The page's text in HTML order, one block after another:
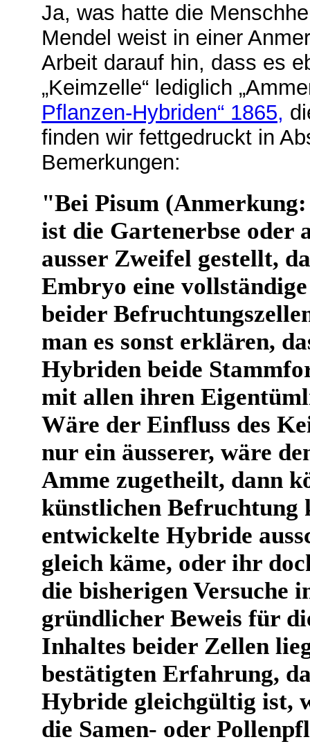
Ja, was hatte die
Mendel weist in einer
Arbeit darauf hin, dass es
„Keimzelle“ lediglich
Pflanzen-Hybriden“ 1865,
finden wir fettgedruckt in
Bemerkungen:
"Bei Pisum
ist die Gartenerbse oder
ausser Zweifel gestellt,
Embryo eine
beider
man es sonst erklären,
Hybriden beide
mit allen ihren
Wäre der Einfluss des
nur ein äusserer, wäre
Amme zugetheilt, dann
künstlichen Befruchtung
entwickelte Hybride
gleich käme, oder ihr
die bisherigen Versuche
gründlicher Beweis für
Inhaltes beider Zellen
bestätigten Erfahrung,
Hybride gleichgültig ist,
die Samen- oder